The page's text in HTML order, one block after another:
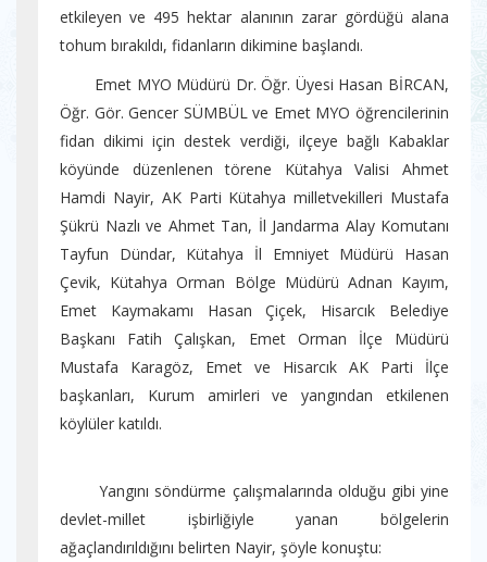
etkileyen ve 495 hektar alanının zarar gördüğü alana
tohum bırakıldı, fidanların dikimine başlandı.
Emet MYO Müdürü Dr. Öğr. Üyesi Hasan BİRCAN,
Öğr. Gör. Gencer SÜMBÜL ve Emet MYO öğrencilerinin
fidan dikimi için destek verdiği, ilçeye bağlı Kabaklar
köyünde düzenlenen törene Kütahya Valisi Ahmet
Hamdi Nayir, AK Parti Kütahya milletvekilleri Mustafa
Şükrü Nazlı ve Ahmet Tan, İl Jandarma Alay Komutanı
Tayfun Dündar, Kütahya İl Emniyet Müdürü Hasan
Çevik, Kütahya Orman Bölge Müdürü Adnan Kayım,
Emet Kaymakamı Hasan Çiçek, Hisarcık Belediye
Başkanı Fatih Çalışkan, Emet Orman İlçe Müdürü
Mustafa Karagöz, Emet ve Hisarcık AK Parti İlçe
başkanları, Kurum amirleri ve yangından etkilenen
köylüler katıldı.
Yangını söndürme çalışmalarında olduğu gibi yine
devlet-millet işbirliğiyle yanan bölgelerin
ağaçlandırıldığını belirten Nayir, şöyle konuştu: